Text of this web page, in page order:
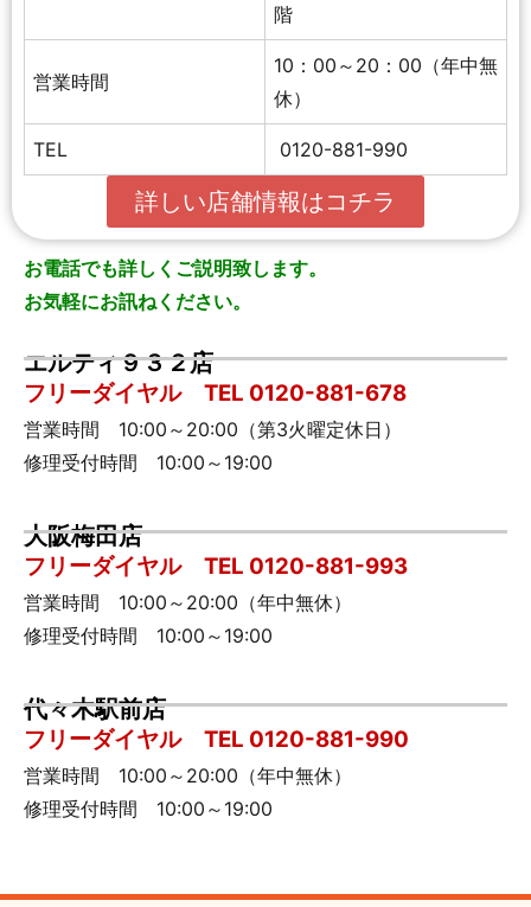
階
営業時間
10：00～20：00（年中無
休）
TEL 0120-881-990
詳しい店舗情報はコチラ
お電話でも詳しくご説明致します。
お気軽にお訊ねください。
エルティ９３２店
フリーダイヤル TEL 0120-881-678
営業時間 10:00～20:00（第3火曜定休日）
修理受付時間 10:00～19:00
大阪梅田店
フリーダイヤル TEL 0120-881-993
営業時間 10:00～20:00（年中無休）
修理受付時間 10:00～19:00
代々木駅前店
フリーダイヤル TEL 0120-881-990
営業時間 10:00～20:00（年中無休）
修理受付時間 10:00～19:00